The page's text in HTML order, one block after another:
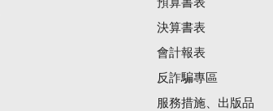
預算書表
決算書表
會計報表
反詐騙專區
服務措施、出版品